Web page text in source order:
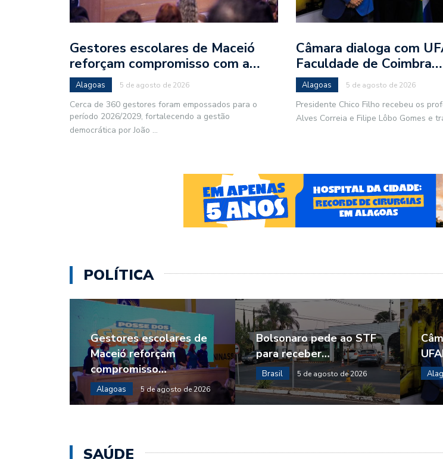
Gestores escolares de Maceió
reforçam compromisso com a…
Alagoas 5 de agosto de 2026
Cerca de 360 gestores foram empossados para o
período 2026/2029, fortalecendo a gestão
democrática por João ...
Câmara dialoga com
Faculdade de Coimbra…
Alagoas 5 de agosto de 2026
Presidente Chico Filho recebeu os
Alves Correia e Filipe Lôbo Gomes e
POLÍTICA
Gestores escolares de
Maceió reforçam
compromisso…
Alagoas 5 de agosto de 2026
Bolsonaro pede ao STF
para receber…
Brasil 5 de agosto de 2026
SAÚDE